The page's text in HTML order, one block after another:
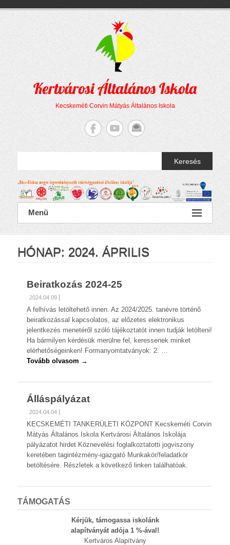
Kertvárosi Általános Iskola
Kecskeméti Corvin Mátyás Általános Iskola
Keresés
Menü
HÓNAP: 2024. ÁPRILIS
Beiratkozás 2024-25
2024.04.09
A felhívás letöltehető innen. Az 2024/2025. tanévre történő
beiratkozással kapcsolatos, az előzetes elektronikus
jelentkezés menetéről szóló tájékoztatót innen tudják letölteni!
Ha bármilyen kérdésük merülne fel, keressenek minket
elérhetőségeinken! Formanyomtatványok: 2. …
Tovább olvasom →
Álláspályázat
2024.04.04
KECSKEMÉTI TANKERÜLETI KÖZPONT Kecskeméti Corvin
Mátyás Általános Iskola Kertvárosi Általános Iskolája
pályázatot hirdet Köznevelési foglalkoztatotti jogviszony
keretében tagintézmény-igazgató Munkakör/feladatkör
betöltésére. Részletek a következő linken találhatóak.
TÁMOGATÁS
Kérjük, támogassa iskolánk
alapítványát adója 1 %-ával!
Kertváros Alapítvány